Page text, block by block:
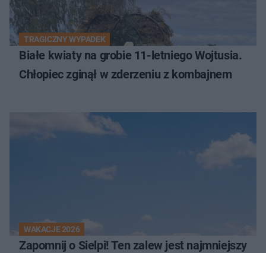
TRAGICZNY WYPADEK
Białe kwiaty na grobie 11-letniego Wojtusia.
Chłopiec zginął w zderzeniu z kombajnem
WAKACJE 2026
Zapomnij o Sielpi! Ten zalew jest najmniejszy